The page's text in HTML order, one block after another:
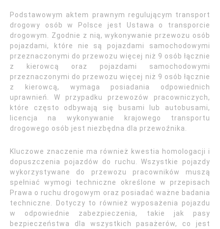
Podstawowym aktem prawnym regulującym transport
drogowy osób w Polsce jest Ustawa o transporcie
drogowym. Zgodnie z nią, wykonywanie przewozu osób
pojazdami, które nie są pojazdami samochodowymi
przeznaczonymi do przewozu więcej niż 9 osób łącznie
z kierowcą oraz pojazdami samochodowymi
przeznaczonymi do przewozu więcej niż 9 osób łącznie
z kierowcą, wymaga posiadania odpowiednich
uprawnień. W przypadku przewozów pracowniczych,
które często odbywają się busami lub autobusami,
licencja na wykonywanie krajowego transportu
drogowego osób jest niezbędna dla przewoźnika.
Kluczowe znaczenie ma również kwestia homologacji i
dopuszczenia pojazdów do ruchu. Wszystkie pojazdy
wykorzystywane do przewozu pracowników muszą
spełniać wymogi techniczne określone w przepisach
Prawa o ruchu drogowym oraz posiadać ważne badania
techniczne. Dotyczy to również wyposażenia pojazdu
w odpowiednie zabezpieczenia, takie jak pasy
bezpieczeństwa dla wszystkich pasażerów, co jest